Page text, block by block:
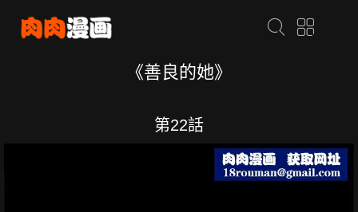
《善良的她》
第22話